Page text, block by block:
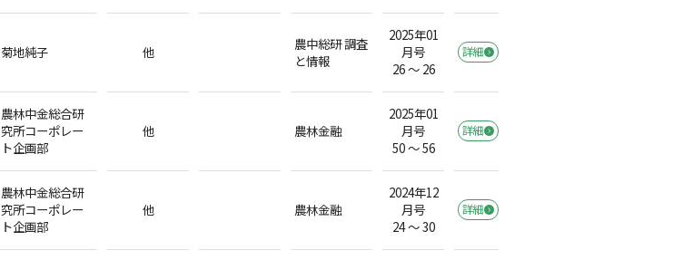
菊地純子 他
農中総研 調査
と情報
2025年01
月号
26 ～ 26
詳細
農林中金総合研
究所コーポレー
ト企画部
他 農林金融
2025年01
月号
50 ～ 56
詳細
農林中金総合研
究所コーポレー
ト企画部
他 農林金融
2024年12
月号
24 ～ 30
詳細